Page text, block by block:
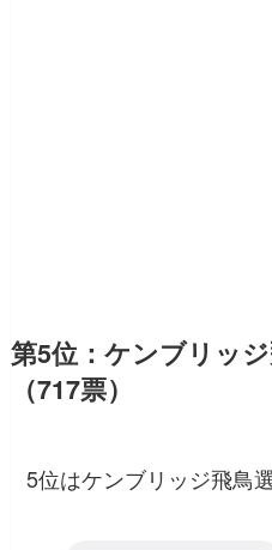
第5位：ケンブリッジ
（717票）
5位はケンブリッジ飛鳥